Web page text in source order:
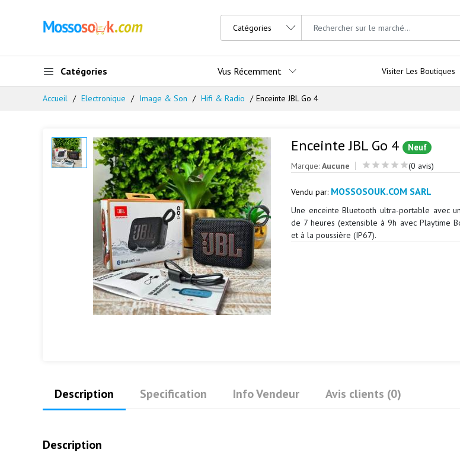
Catégories Vus Récemment Visiter Les Boutiques
Accueil Electronique Image & Son Hifi & Radio Enceinte JBL Go 4
Enceinte JBL Go 4 Neuf
Marque:Aucune (0 avis)
Vendu par: MOSSOSOUK.COM SARL
Une enceinte Bluetooth ultra-portable avec
de 7 heures (extensible à 9h avec Playtime
et à la poussière (IP67).
Description Specification Info Vendeur Avis clients (0)
Description